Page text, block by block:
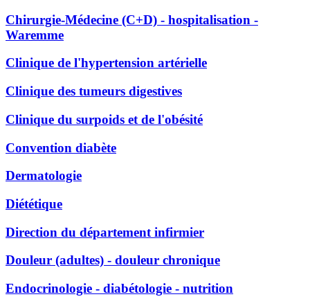
Chirurgie-Médecine (C+D) - hospitalisation -
Waremme
Clinique de l'hypertension artérielle
Clinique des tumeurs digestives
Clinique du surpoids et de l'obésité
Convention diabète
Dermatologie
Diététique
Direction du département infirmier
Douleur (adultes) - douleur chronique
Endocrinologie - diabétologie - nutrition